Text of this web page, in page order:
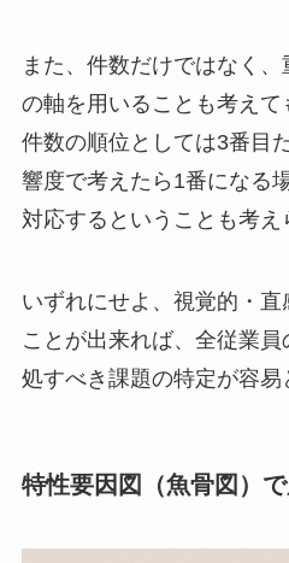
また、件数だけではなく
の軸を用いることも考えて
件数の順位としては3番目
響度で考えたら1番になる
対応するということも考え
いずれにせよ、視覚的・
ことが出来れば、全従業
処すべき課題の特定が容易
特性要因図（魚骨図）